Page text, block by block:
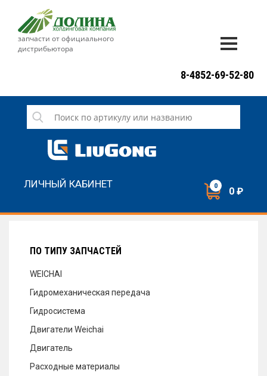
запчасти от официального
дистрибьютора
СЕРВИС
НОВОСТИ
8-4852-69-52-80
ЛИЧНЫЙ КАБИНЕТ 0 0 ₽
ПО ТИПУ ЗАПЧАСТЕЙ
WEICHAI
Гидромеханическая передача
Гидросистема
Двигатели Weichai
Двигатель
Расходные материалы